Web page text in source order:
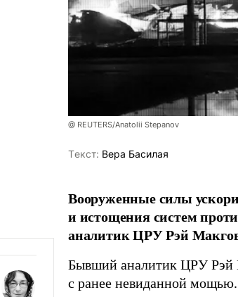
@ REUTERS/Anatolii Stepanov
Tекст: Вера Басилая
Вооруженные силы
и истощения систем
аналитик ЦРУ Рэй
Бывший аналитик ЦРУ Рэй
с ранее невиданной мощью.